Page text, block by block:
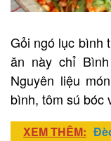
Gỏi ngó lục bình
ăn này chỉ
Nguyên liệu
bình, tôm sú bóc
XEM THÊM: